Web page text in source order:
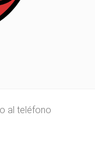
al teléfono